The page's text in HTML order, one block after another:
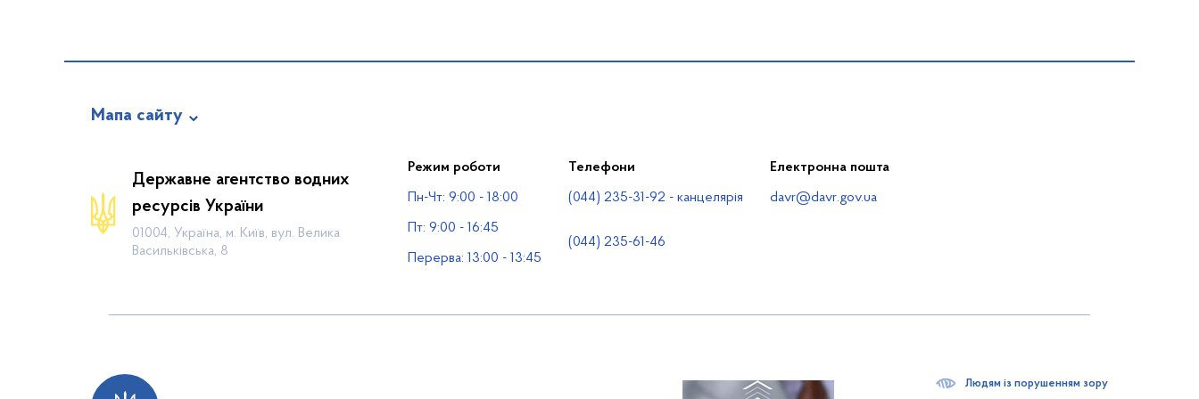
Мапа сайту
Діяльність
Громадянам
Прес-центр
Водогосподарські організації
Державне агентство водних
ресурсів України
01004, Україна, м. Київ, вул. Велика
Васильківська, 8
Режим роботи
Пн-Чт: 9:00 - 18:00
Пт: 9:00 - 16:45
Перерва: 13:00 - 13:45
Телефони
(044) 235-31-92 - канцелярія
(044) 235-61-46
Електронна пошта
davr@davr.gov.ua
Людям із порушенням зору